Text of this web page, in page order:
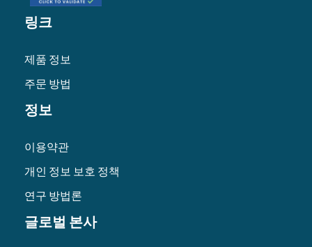
링크
제품 정보
주문 방법
정보
이용약관
개인 정보 보호 정책
연구 방법론
글로벌 본사